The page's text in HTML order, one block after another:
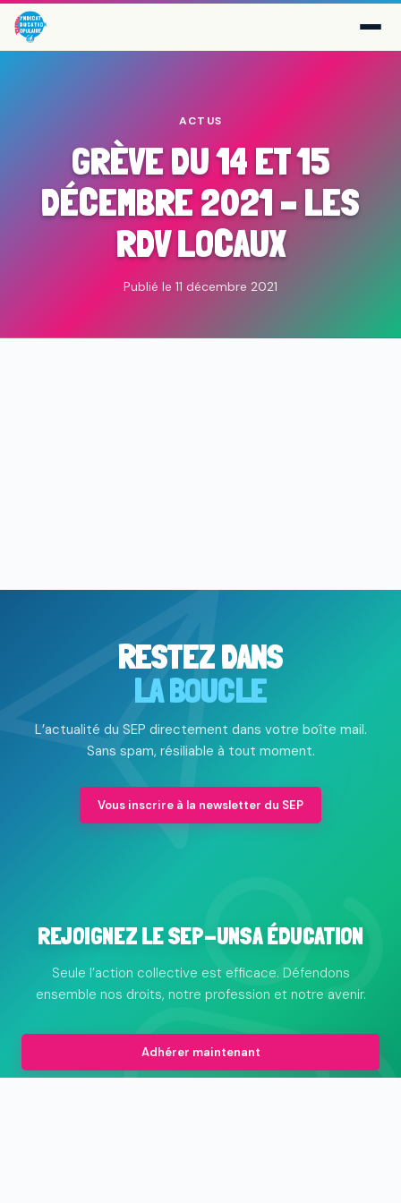
ACTUS
GRÈVE DU 14 ET 15
DÉCEMBRE 2021 – LES
RDV LOCAUX
Publié le 11 décembre 2021
RESTEZ DANS
LA BOUCLE
L’actualité du SEP directement dans votre boîte mail.
Sans spam, résiliable à tout moment.
Vous inscrire à la newsletter du SEP
REJOIGNEZ LE SEP-UNSA ÉDUCATION
Seule l’action collective est efficace. Défendons
ensemble nos droits, notre profession et notre avenir.
Adhérer maintenant